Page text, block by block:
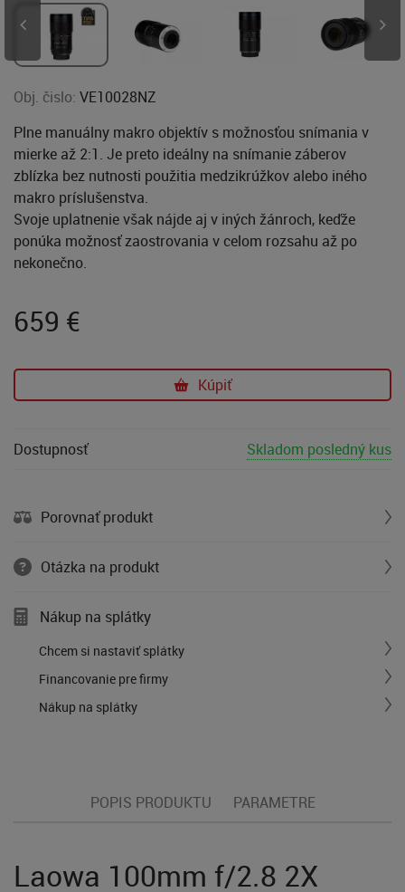
Obj. čislo: VE10028NZ
Plne manuálny makro objektív s možnosťou snímania v
mierke až 2:1. Je preto ideálny na snímanie záberov
zblízka bez nutnosti použitia medzikrúžkov alebo iného
makro príslušenstva.
Svoje uplatnenie však nájde aj v iných žánroch, keďže
ponúka možnosť zaostrovania v celom rozsahu až po
nekonečno.
659 €
Kúpiť
Dostupnosť Skladom posledný kus
Porovnať produkt
Otázka na produkt
Nákup na splátky
Chcem si nastaviť splátky
Financovanie pre firmy
Nákup na splátky
POPIS PRODUKTU PARAMETRE
Laowa 100mm f/2.8 2X